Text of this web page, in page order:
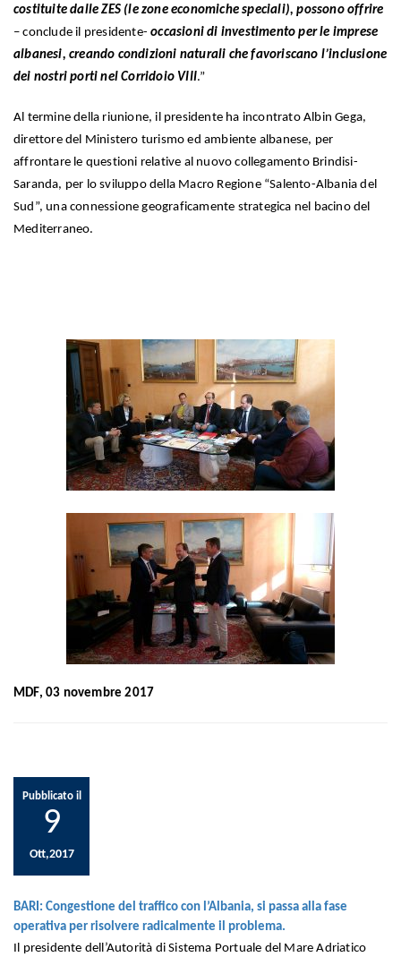
costituite dalle ZES (le zone economiche speciali), possono offrire
– conclude il presidente-occasioni di investimento per le imprese
albanesi, creando condizioni naturali che favoriscano l’inclusione
dei nostri porti nel Corridoio VIII.”
Al termine della riunione, il presidente ha incontrato Albin Gega,
direttore del Ministero turismo ed ambiente albanese, per
affrontare le questioni relative al nuovo collegamento Brindisi-
Saranda, per lo sviluppo della Macro Regione “Salento-Albania del
Sud”, una connessione geograficamente strategica nel bacino del
Mediterraneo.
MDF, 03 novembre 2017
Pubblicato il
9
Ott,2017
BARI: Congestione del traffico con l’Albania, si passa alla fase
operativa per risolvere radicalmente il problema.
Il presidente dell’Autorità di Sistema Portuale del Mare Adriatico